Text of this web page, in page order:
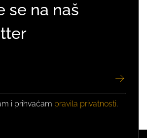
se na naš
i prihvaćam pravila privatnosti.